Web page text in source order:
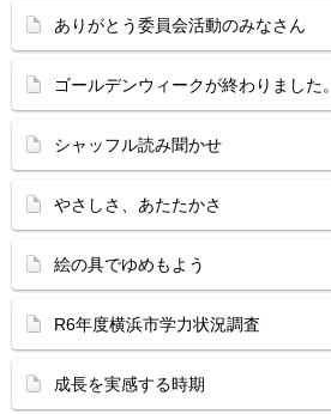
ありがとう委員会活動のみなさん
ゴールデンウィークが終わりました。
シャッフル読み聞かせ
やさしさ、あたたかさ
絵の具でゆめもよう
R6年度横浜市学力状況調査
成長を実感する時期